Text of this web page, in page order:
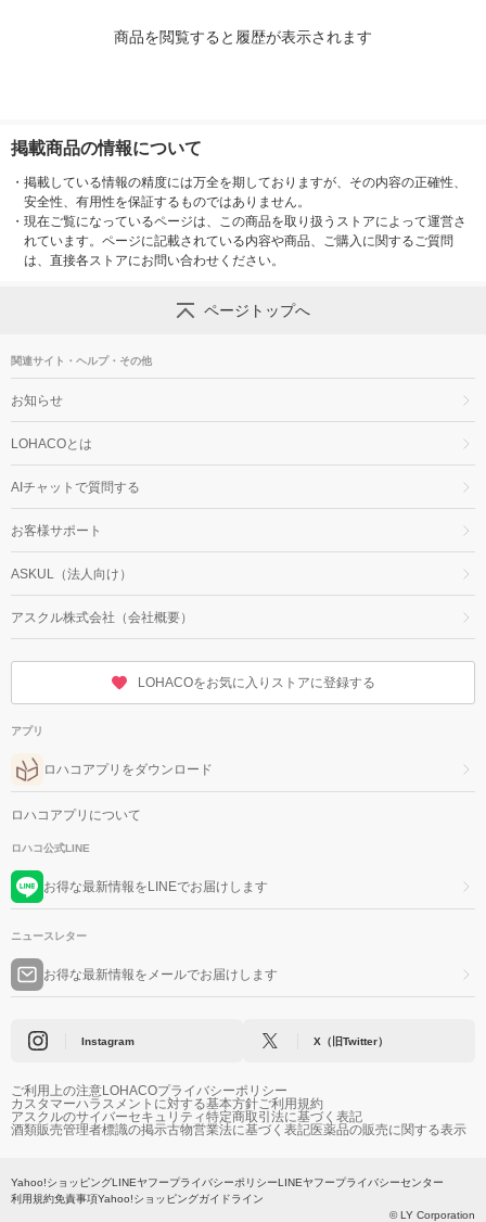
商品を閲覧すると履歴が表示されます
掲載商品の情報について
・ 掲載している情報の精度には万全を期しておりますが、その内容の正確性、
安全性、有用性を保証するものではありません。
・ 現在ご覧になっているページは、この商品を取り扱うストアによって運営さ
れています。ページに記載されている内容や商品、ご購入に関するご質問
は、直接各ストアにお問い合わせください。
ページトップへ
関連サイト・ヘルプ・その他
お知らせ
LOHACOとは
AIチャットで質問する
お客様サポート
ASKUL（法人向け）
アスクル株式会社（会社概要）
LOHACOをお気に入りストアに登録する
アプリ
ロハコアプリをダウンロード
ロハコアプリについて
ロハコ公式LINE
お得な最新情報をLINEでお届けします
ニュースレター
お得な最新情報をメールでお届けします
Instagram X（旧Twitter）
ご利用上の注意LOHACOプライバシーポリシー
カスタマーハラスメントに対する基本方針ご利用規約
アスクルのサイバーセキュリティ特定商取引法に基づく表記
酒類販売管理者標識の掲示古物営業法に基づく表記医薬品の販売に関する表示
Yahoo!ショッピングLINEヤフープライバシーポリシーLINEヤフープライバシーセンター
利用規約免責事項Yahoo!ショッピングガイドライン
© LY Corporation